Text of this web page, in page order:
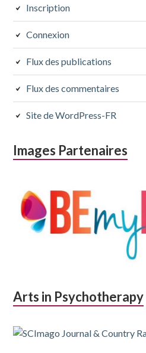
subsidiaire
Inscription
Connexion
Flux des publications
Flux des commentaires
Site de WordPress-FR
Images Partenaires
Arts in Psychotherapy